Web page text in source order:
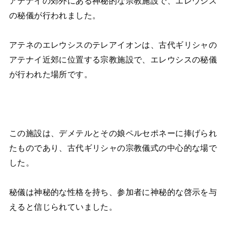
の秘儀が行われました。
アテネのエレウシスのテレアイオンは、古代ギリシャの
アテナイ近郊に位置する宗教施設で、エレウシスの秘儀
が行われた場所です。
この施設は、デメテルとその娘ペルセポネーに捧げられ
たものであり、古代ギリシャの宗教儀式の中心的な場で
した。
秘儀は神秘的な性格を持ち、参加者に神秘的な啓示を与
えると信じられていました。